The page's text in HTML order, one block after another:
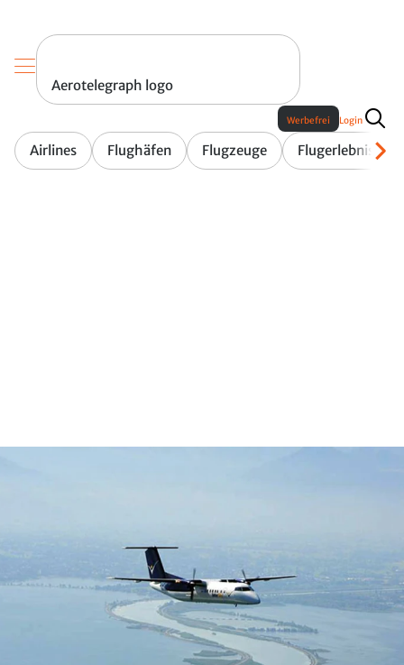
Aerotelegraph logo
Airlines Flughäfen Flugzeuge Flugerlebnis
Werbefrei Login